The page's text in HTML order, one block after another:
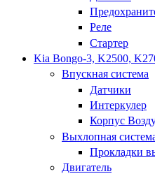
Реле
Стартер
Kia Bongo-3, K2500,
Впускная система
Датчики
Интеркулер
Корпус
Выхлопная
Прокладки
Двигатель